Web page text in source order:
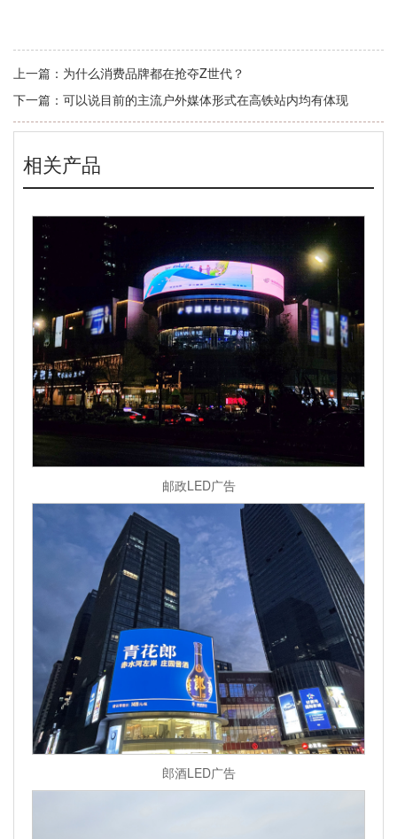
上一篇： 为什么消费品牌都在抢夺Z世代？
下一篇： 可以说目前的主流户外媒体形式在高铁站内均有体现
相关产品
邮政LED广告
郎酒LED广告